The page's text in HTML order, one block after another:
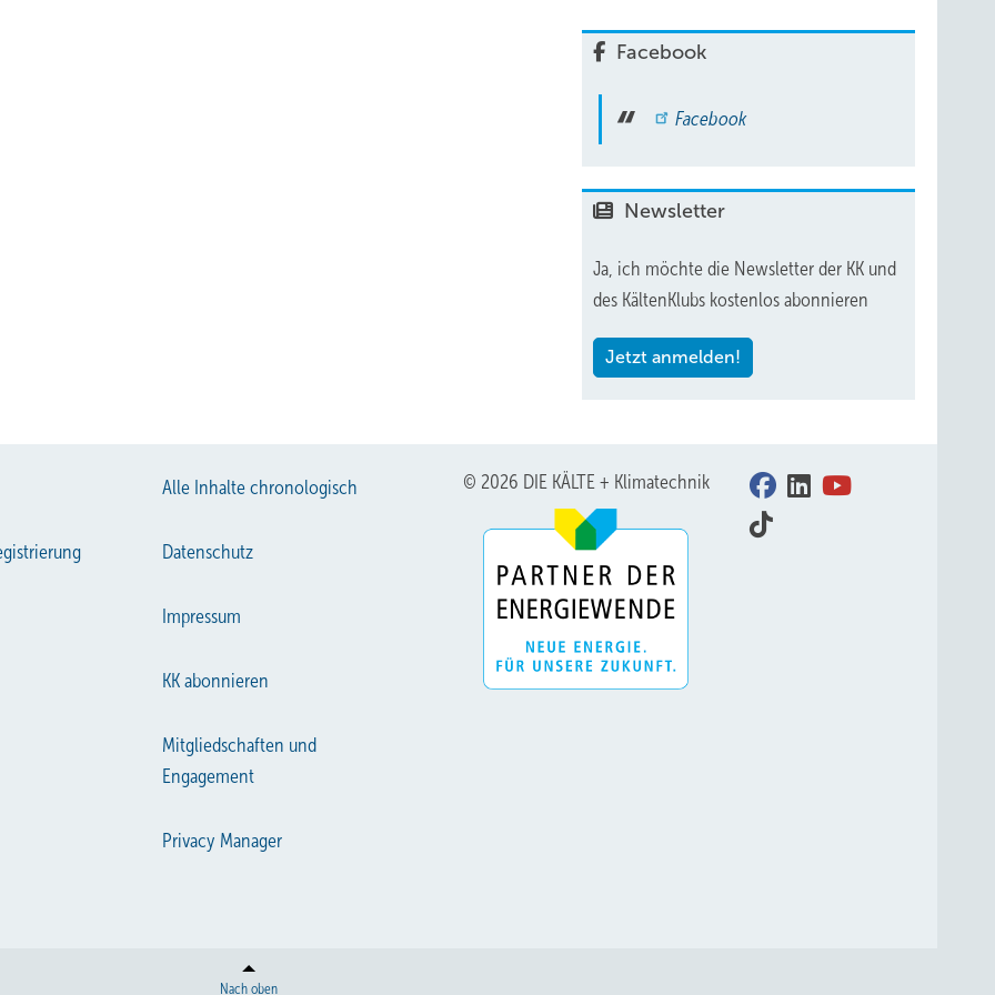
Facebook
Facebook
Newsletter
Ja, ich möchte die Newsletter der KK und
des KältenKlubs kostenlos abonnieren
Jetzt anmelden!
Alle Inhalte chronologisch
Datenschutz
Impressum
KK abonnieren
Mitgliedschaften und
Engagement
Privacy Manager
© 2026 DIE KÄLTE + Klimatechnik
Nach oben